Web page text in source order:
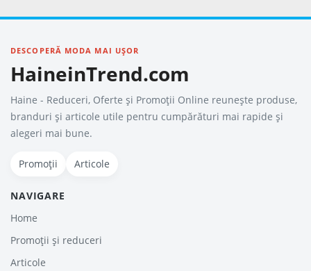
DESCOPERĂ MODA MAI UȘOR
HaineinTrend.com
Haine - Reduceri, Oferte şi Promoţii Online reunește produse,
branduri și articole utile pentru cumpărături mai rapide și
alegeri mai bune.
Promoții Articole
NAVIGARE
Home
Promoții și reduceri
Articole